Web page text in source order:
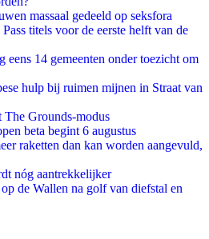
massaal gedeeld op seksfora
titels voor de eerste helft van de
eens 14 gemeenten onder toezicht om
hulp bij ruimen mijnen in Straat van
Grounds-modus
beta begint 6 augustus
raketten dan kan worden aangevuld,
nóg aantrekkelijker
de Wallen na golf van diefstal en